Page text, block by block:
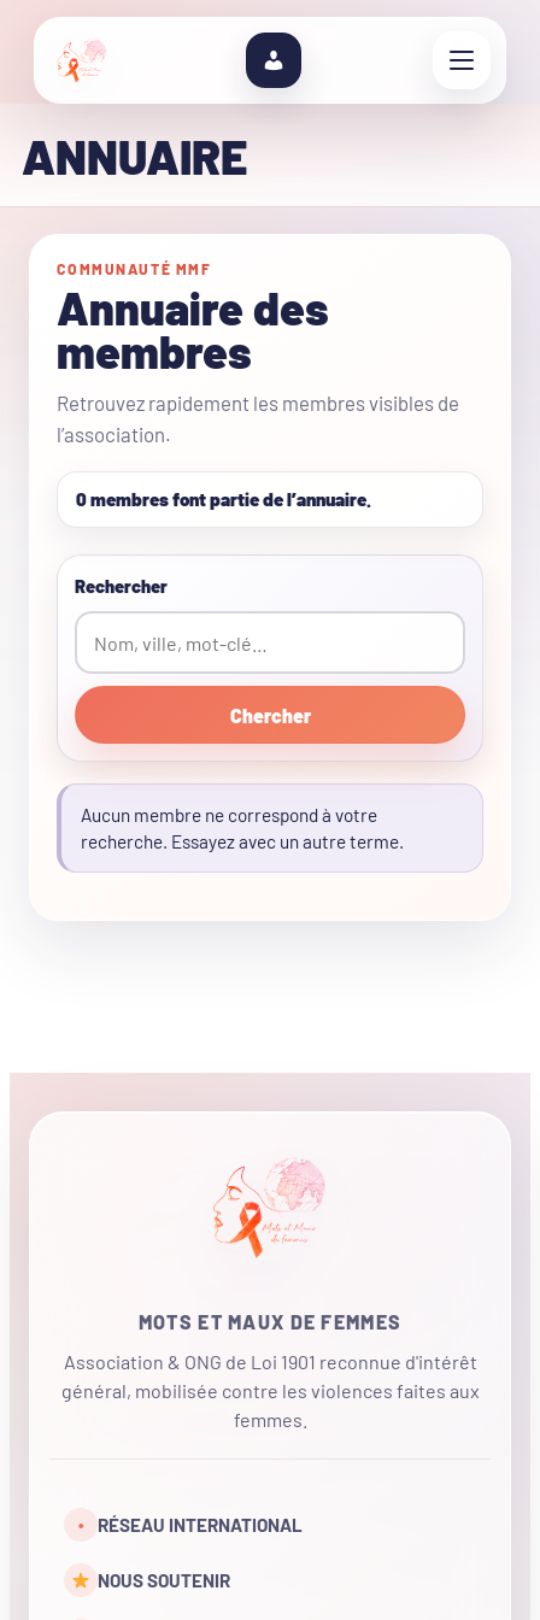
ANNUAIRE
COMMUNAUTÉ MMF
Annuaire des
membres
Retrouvez rapidement les membres visibles de
l’association.
0 membres font partie de l’annuaire.
Rechercher
Chercher
Aucun membre ne correspond à votre
recherche. Essayez avec un autre terme.
MOTS ET MAUX DE FEMMES
Association & ONG de Loi 1901 reconnue d'intérêt
général, mobilisée contre les violences faites aux
femmes.
• RÉSEAU INTERNATIONAL
NOUS SOUTENIR